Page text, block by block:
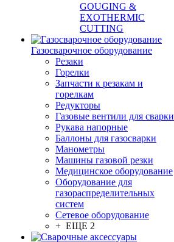
GOUGING &
EXOTHERMIC
CUTTING
Газосварочное оборудование
Резаки
Горелки
Запчасти к резакам и
горелкам
Редукторы
Газовые вентили для сварки
Рукава напорные
Баллоны для газосварки
Манометры
Машины газовой резки
Медицинское оборудование
Оборудование для
газораспределительных
систем
Сетевое оборудование
+ ЕЩЕ 2